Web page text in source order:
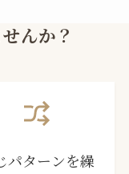
んか？
パターンを繰